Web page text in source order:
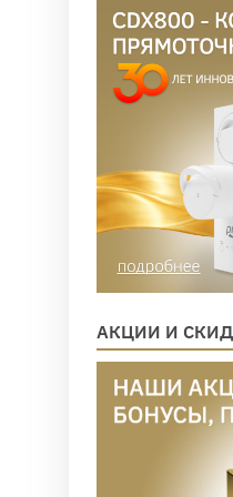
АКЦИИ И